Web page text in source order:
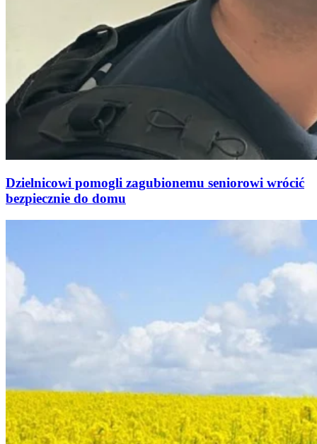
Dzielnicowi pomogli zagubionemu seniorowi wrócić
bezpiecznie do domu